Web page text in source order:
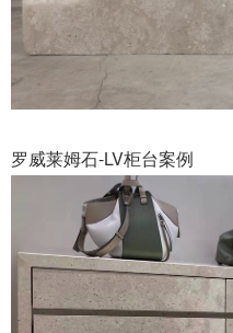
罗威莱姆石-LV柜台案例